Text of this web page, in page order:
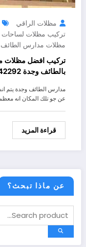
مظلات الراقي
تركيب مظلات لساحات
مظلات مدارس الطائف
تركيب افضل مظلات
بالطائف وجدة 0503142292
مدارس الطائف وجدة يتم
عن جو تلك المكان انه
قراءة المزيد
عن ماذا تبحث؟